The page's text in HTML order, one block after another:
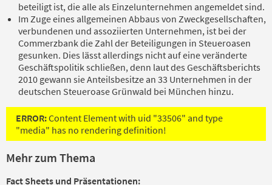
beteiligt ist, die alle als Einzelunternehmen angemeldet sind.
Im Zuge eines allgemeinen Abbaus von Zweckgesellschaften,
verbundenen und assoziierten Unternehmen, ist bei der
Commerzbank die Zahl der Beteiligungen in Steueroasen
gesunken. Dies lässt allerdings nicht auf eine veränderte
Geschäftspolitik schließen, denn laut des Geschäftsberichts
2010 gewann sie Anteilsbesitze an 33 Unternehmen in der
deutschen Steueroase Grünwald bei München hinzu.
ERROR:Content Element with uid "33506" and type
"media" has no rendering definition!
Mehr zum Thema
Fact Sheets und Präsentationen: